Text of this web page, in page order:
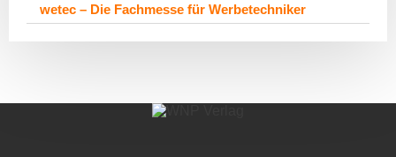
wetec – Die Fachmesse für Werbetechniker